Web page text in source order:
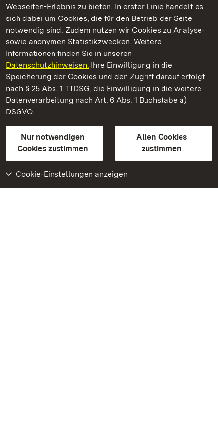
Webseiten-Erlebnis zu bieten. In erster Linie handelt es
sich dabei um Cookies, die für den Betrieb der Seite
notwendig sind. Zudem nutzen wir Cookies zu Analyse-
sowie anonymen Statistikzwecken. Weitere
Informationen finden Sie in unseren
Datenschutzhinweisen. Ihre Einwilligung in die
Speicherung der Cookies und den Zugriff darauf erfolgt
nach § 25 Abs. 1 TTDSG, die Einwilligung in die weitere
Datenverarbeitung nach Art. 6 Abs. 1 Buchstabe a)
DSGVO.
Nur notwendigen
Cookies zustimmen
Allen Cookies
zustimmen
Cookie-Einstellungen anzeigen
Kommen. Staunen. Genießen.
Altes Schloss Hohenbaden
Staatliche Schlösser und Gärten Baden-Württemberg
Kontakt
GebärdenspracheLeichte Sprache
Erklärung zur Barrierefreiheit
BITV-konform (geprüfte Seiten)
Weiteres